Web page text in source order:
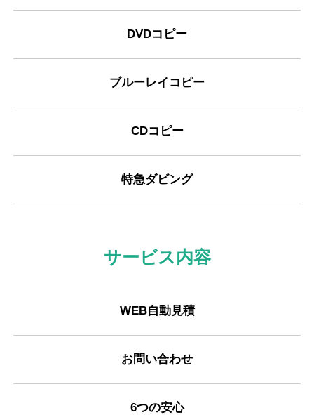
DVDコピー
ブルーレイコピー
CDコピー
特急ダビング
サービス内容
WEB自動見積
お問い合わせ
6つの安心